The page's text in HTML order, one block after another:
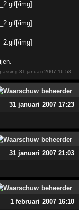
31 januari 2007 16:58
31 januari 2007 17:23
31 januari 2007 21:03
1 februari 2007 16:10